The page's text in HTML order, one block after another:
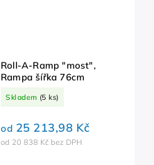
Roll-A-Ramp "most",
Rampa šířka 76cm
Skladem (5 ks)
od 20 838 Kč bez DPH
od 25 213,98 Kč